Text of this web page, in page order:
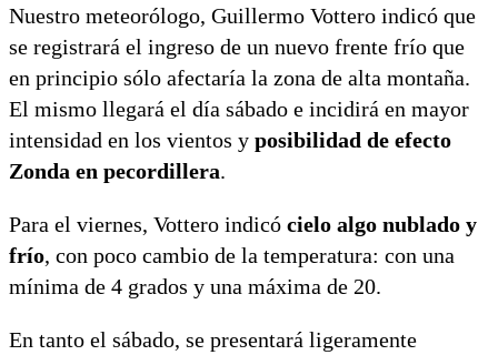
Nuestro meteorólogo, Guillermo Vottero indicó que
se registrará el ingreso de un nuevo frente frío que
en principio sólo afectaría la zona de alta montaña.
El mismo llegará el día sábado e incidirá en mayor
intensidad en los vientos y posibilidad de efecto
Zonda en pecordillera.
Para el viernes, Vottero indicó cielo algo nublado y
frío, con poco cambio de la temperatura: con una
mínima de 4 grados y una máxima de 20.
En tanto el sábado, se presentará ligeramente